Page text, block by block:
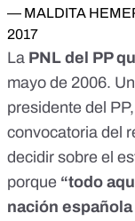
— MALDITA
2017
La PNL del PP
mayo de 2006.
presidente del PP,
convocatoria del
decidir sobre el
porque “todo
nación